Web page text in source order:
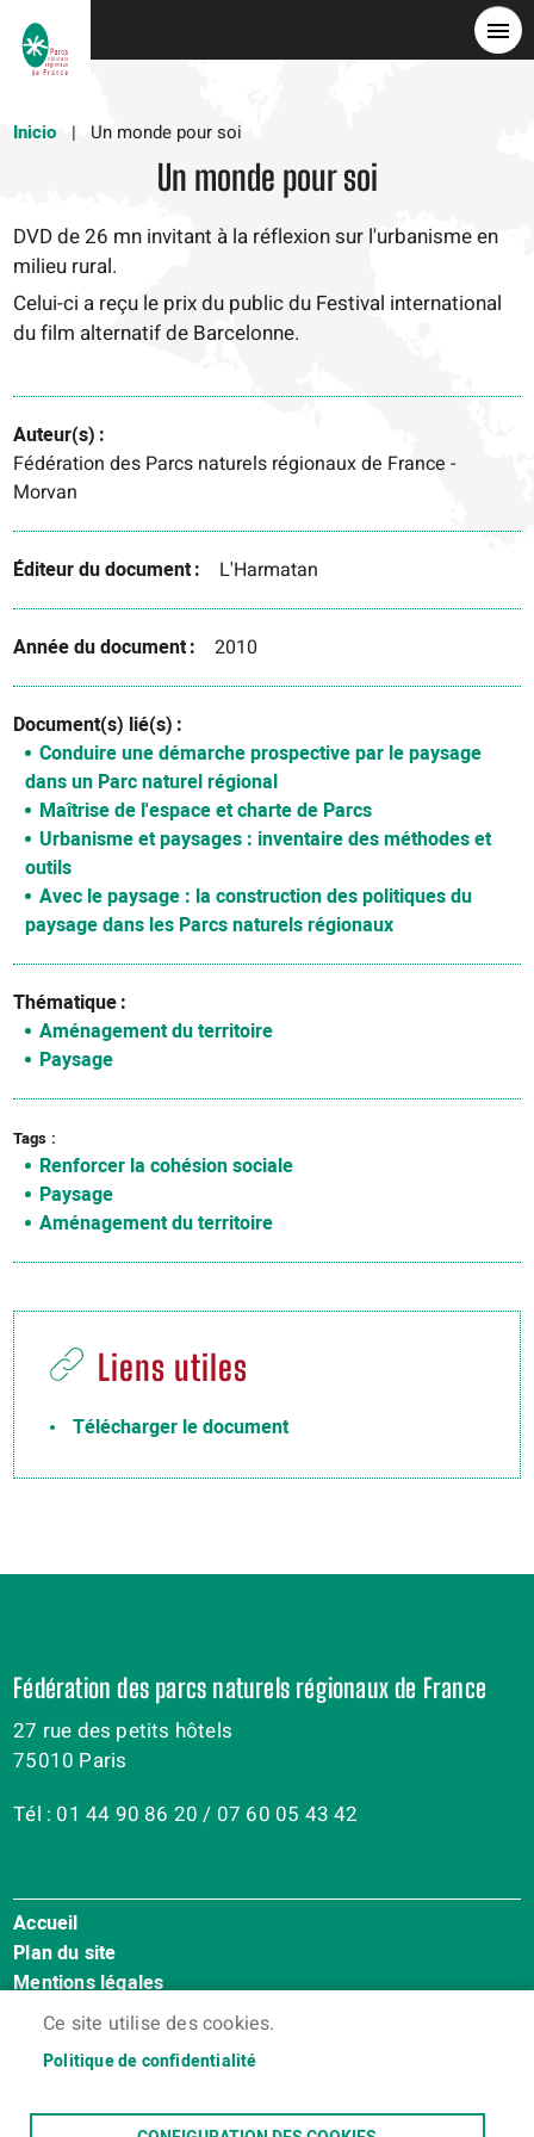
Inicio
Un monde pour soi
Un monde pour soi
DVD de 26 mn invitant à la réflexion sur l'urbanisme en
milieu rural.
Celui-ci a reçu le prix du public du Festival international
du film alternatif de Barcelonne.
Auteur(s)
Fédération des Parcs naturels régionaux de France -
Morvan
Éditeur du document L'Harmatan
Année du document 2010
Document(s) lié(s)
Conduire une démarche prospective par le paysage
dans un Parc naturel régional
Maîtrise de l'espace et charte de Parcs
Urbanisme et paysages : inventaire des méthodes et
outils
Avec le paysage : la construction des politiques du
paysage dans les Parcs naturels régionaux
Thématique
Aménagement du territoire
Paysage
Tags
Renforcer la cohésion sociale
Paysage
Aménagement du territoire
Liens utiles
Télécharger le document
Ce site utilise des cookies.
Politique de confidentialité
Fédération des parcs naturels régionaux de France
27 rue des petits hôtels
75010 Paris
Tél : 01 44 90 86 20 / 07 60 05 43 42
Menu
Pied
de
page
Accueil
Plan du site
Mentions légales
Accessibilité : Non conforme
Contact